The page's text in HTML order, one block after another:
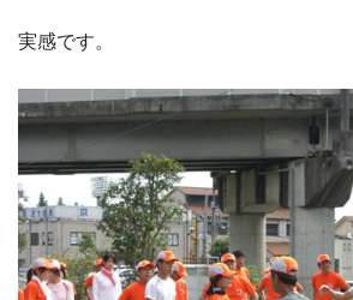
実感です。